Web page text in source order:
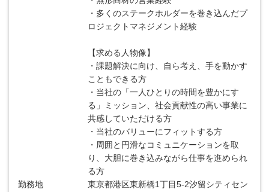
・多くのステークホルダーを巻き込んだプ
ロジェクトマネジメント経験
【求める人物像】
・課題解決に向け、自ら考え、手を動かす
こともできる方
・当社の「一人ひとりの時間を豊かにす
る」ミッション、社会貢献性の高い事業に
共感していただける方
・当社のバリューにフィットする方
・周囲と円滑なコミュニケーションを取
り、大胆に巻き込みながら仕事を進められ
る方
勤務地
東京都港区東新橋1丁目5-2汐留シティセン